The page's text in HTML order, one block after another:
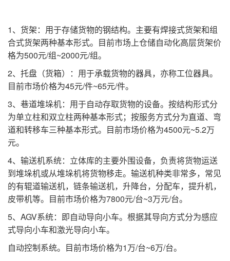
1、货架：用于存储货物的钢结构。主要有焊接式货架和组
合式货架两种基本形式。目前市场上仓储自动化高层货架价
格为500元/组~2000元/组。
2、托盘（货箱）：用于承载货物的器具，亦称工位器具。
目前市场价格为45元/件~65元/件。
3、巷道堆垛机：用于自动存取货物的设备。按结构形式分
为单立柱和双立柱两种基本形式；按服务方式分为直道、弯
道和转移车三种基本形式。目前市场价格为4500元~5.2万
元。
4、输送机系统：立体库的主要外围设备，负责将货物运送
到堆垛机或从堆垛机将货物移走。输送机种类非常多，常见
的有辊道输送机，链条输送机，升降台，分配车，提升机，
皮带机等。目前市场价格为7800元/台~3万元/台。
5、AGV系统：即自动导向小车。根据其导向方式分为感应
式导向小车和激光导向小车。
自动控制系统。目前市场价格为1万/台~6万/台。